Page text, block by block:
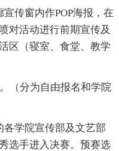
传窗内作POP海报，在
对活动进行前期宣传及
区（寝室、食堂、教学
（分为自由报名和学院
学院宣传部及文艺部
选手进入决赛。预赛选